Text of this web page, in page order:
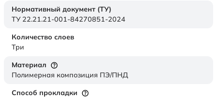
Нормативный документ (ТУ)
ТУ 22.21.21-001-84270851-2024
Количество слоев
Три
Материал
Полимерная композиция ПЭ/ПНД
Способ прокладки